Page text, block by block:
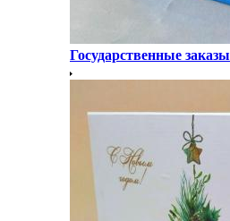
Государственные заказы